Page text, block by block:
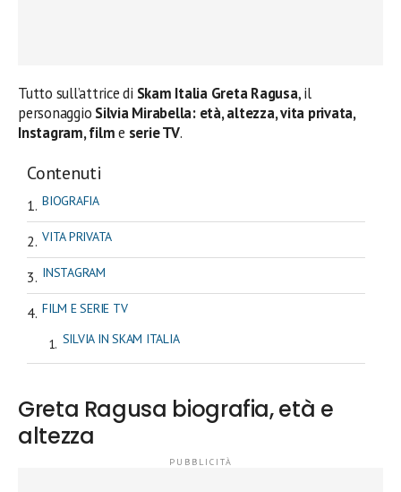
Tutto sull’attrice di Skam Italia Greta Ragusa, il
personaggio Silvia Mirabella: età, altezza, vita privata,
Instagram, filme serie TV.
Contenuti
BIOGRAFIA
VITA PRIVATA
INSTAGRAM
FILM E SERIE TV
SILVIA IN SKAM ITALIA
Greta Ragusa biografia, età e
altezza